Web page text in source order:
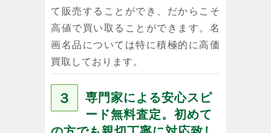
て販売することができ、だからこそ
高値で買い取ることができます。名
画名品については特に積極的に高価
買取しております。
３
専門家による安心スピ
ード無料査定。初めて